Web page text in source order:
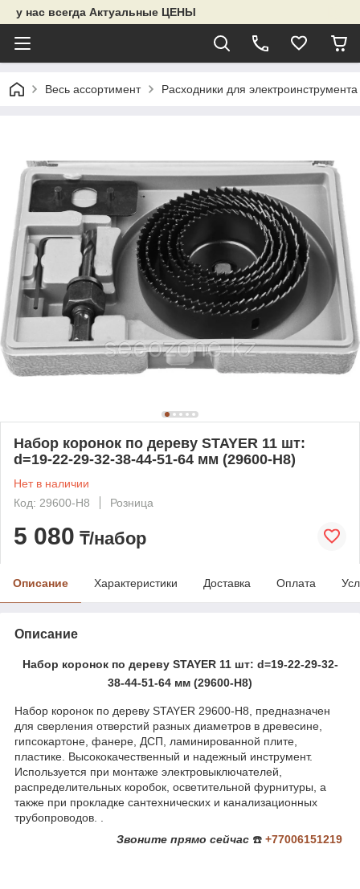
у нас всегда Актуальные ЦЕНЫ
Весь ассортимент Расходники для электроинструмента
Набор коронок по дереву STAYER 11 шт:
d=19-22-29-32-38-44-51-64 мм (29600-H8)
Нет в наличии
Код: 29600-H8
Розница
5 080 ₸/набор
Описание Характеристики Доставка Оплата
Описание
Набор коронок по дереву STAYER 11 шт: d=19-22-29-32-
38-44-51-64 мм (29600-H8)
Набор коронок по дереву STAYER 29600-H8, предназначен
для сверления отверстий разных диаметров в древесине,
гипсокартоне, фанере, ДСП, ламинированной плите,
пластике. Высококачественный и надежный инструмент.
Используется при монтаже электровыключателей,
распределительных коробок, осветительной фурнитуры, а
также при прокладке сантехнических и канализационных
трубопроводов. .
Звоните прямо сейчас ☎️ +77006151219